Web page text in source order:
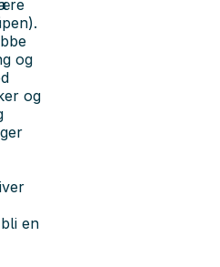
og
og
en